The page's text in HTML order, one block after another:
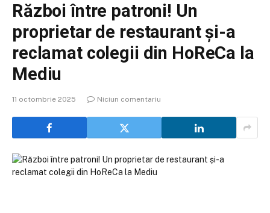
Război între patroni! Un
proprietar de restaurant și-a
reclamat colegii din HoReCa la
Mediu
11 octombrie 2025 Niciun comentariu